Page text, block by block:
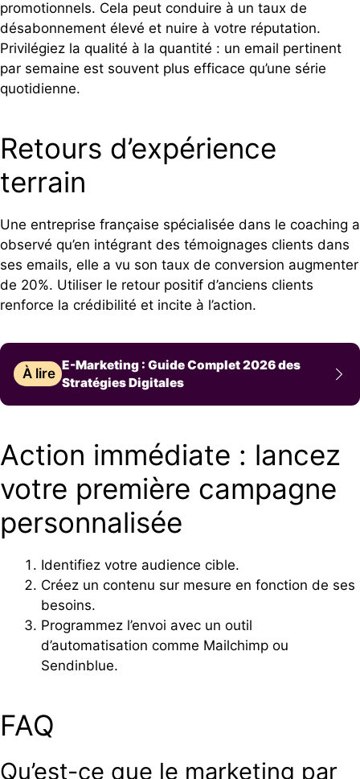
promotionnels. Cela peut conduire à un taux de
désabonnement élevé et nuire à votre réputation.
Privilégiez la qualité à la quantité : un email pertinent
par semaine est souvent plus efficace qu’une série
quotidienne.
Retours d’expérience
terrain
Une entreprise française spécialisée dans le coaching a
observé qu’en intégrant des témoignages clients dans
ses emails, elle a vu son taux de conversion augmenter
de 20%. Utiliser le retour positif d’anciens clients
renforce la crédibilité et incite à l’action.
À lire
E-Marketing : Guide Complet 2026 des
Stratégies Digitales
Action immédiate : lancez
votre première campagne
personnalisée
Identifiez votre audience cible.
Créez un contenu sur mesure en fonction de ses
besoins.
Programmez l’envoi avec un outil
d’automatisation comme Mailchimp ou
Sendinblue.
FAQ
Qu’est-ce que le marketing par